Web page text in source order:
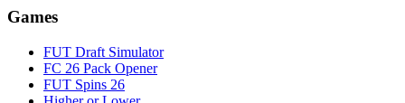
Games
FUT Draft Simulator
FC 26 Pack Opener
FUT Spins 26